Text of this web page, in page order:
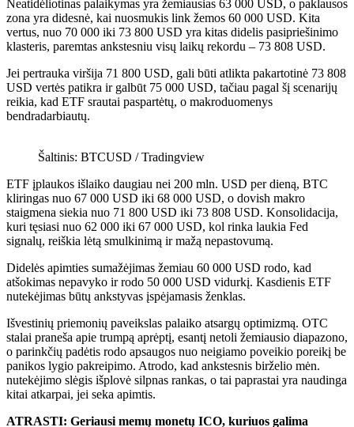
Neatidėliotinas palaikymas yra žemiausias 63 000 USD, o paklausos
zona yra didesnė, kai nuosmukis link žemos 60 000 USD. Kita
vertus, nuo 70 000 iki 73 800 USD yra kitas didelis pasipriešinimo
klasteris, paremtas ankstesniu visų laikų rekordu – 73 808 USD.
Jei pertrauka viršija 71 800 USD, gali būti atlikta pakartotinė 73 808
USD vertės patikra ir galbūt 75 000 USD, tačiau pagal šį scenarijų
reikia, kad ETF srautai paspartėtų, o makroduomenys
bendradarbiautų.
Šaltinis: BTCUSD / Tradingview
ETF įplaukos išlaiko daugiau nei 200 mln. USD per dieną, BTC
kliringas nuo 67 000 USD iki 68 000 USD, o dovish makro
staigmena siekia nuo 71 800 USD iki 73 808 USD. Konsolidacija,
kuri tęsiasi nuo 62 000 iki 67 000 USD, kol rinka laukia Fed
signalų, reiškia lėtą smulkinimą ir mažą nepastovumą.
Didelės apimties sumažėjimas žemiau 60 000 USD rodo, kad
atšokimas nepavyko ir rodo 50 000 USD vidurkį. Kasdienis ETF
nutekėjimas būtų ankstyvas įspėjamasis ženklas.
Išvestinių priemonių paveikslas palaiko atsargų optimizmą. OTC
stalai praneša apie trumpą aprėptį, esantį netoli žemiausio diapazono,
o parinkčių padėtis rodo apsaugos nuo neigiamo poveikio poreikį be
panikos lygio pakreipimo. Atrodo, kad ankstesnis birželio mėn.
nutekėjimo slėgis išplovė silpnas rankas, o tai paprastai yra naudinga
kitai atkarpai, jei seka apimtis.
ATRASTI: Geriausi memų monetų ICO, kuriuos galima